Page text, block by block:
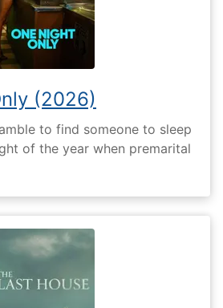
(2026)
to find someone to sleep
of the year when premarital